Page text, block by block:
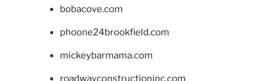
bobacove.com
phoone24brookfield.com
mickeybarmama.com
roadwayconstructioninc.com